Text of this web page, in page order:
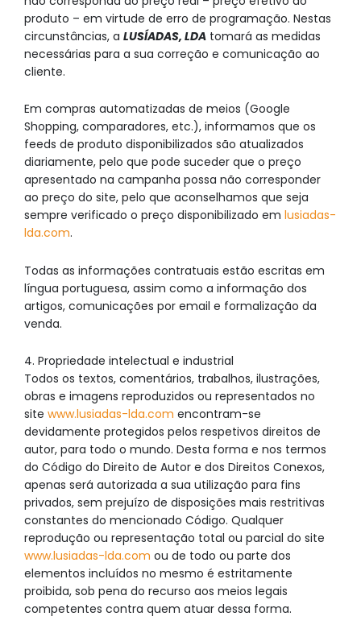
produto – em virtude de erro de programação. Nestas
circunstâncias, a LUSÍADAS, LDA tomará as medidas
necessárias para a sua correção e comunicação ao
cliente.
Em compras automatizadas de meios (Google
Shopping, comparadores, etc.), informamos que os
feeds de produto disponibilizados são atualizados
diariamente, pelo que pode suceder que o preço
apresentado na campanha possa não corresponder
ao preço do site, pelo que aconselhamos que seja
sempre verificado o preço disponibilizado em lusiadas-
lda.com.
Todas as informações contratuais estão escritas em
língua portuguesa, assim como a informação dos
artigos, comunicações por email e formalização da
venda.
4. Propriedade intelectual e industrial
Todos os textos, comentários, trabalhos, ilustrações,
obras e imagens reproduzidos ou representados no
site www.lusiadas-lda.com encontram-se
devidamente protegidos pelos respetivos direitos de
autor, para todo o mundo. Desta forma e nos termos
do Código do Direito de Autor e dos Direitos Conexos,
apenas será autorizada a sua utilização para fins
privados, sem prejuízo de disposições mais restritivas
constantes do mencionado Código. Qualquer
reprodução ou representação total ou parcial do site
www.lusiadas-lda.com ou de todo ou parte dos
elementos incluídos no mesmo é estritamente
proibida, sob pena do recurso aos meios legais
competentes contra quem atuar dessa forma.